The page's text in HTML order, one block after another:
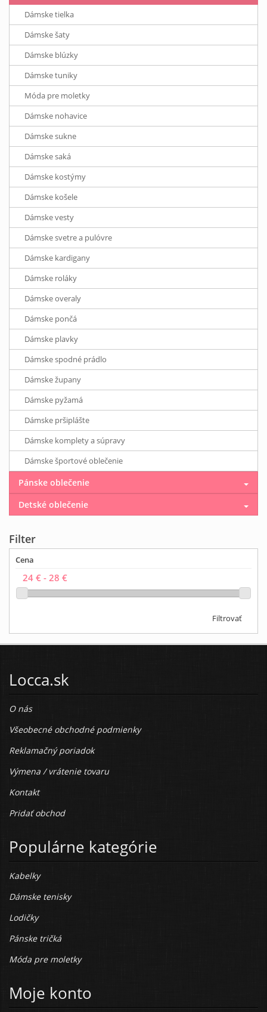
Dámske tielka
Dámske šaty
Dámske blúzky
Dámske tuniky
Móda pre moletky
Dámske nohavice
Dámske sukne
Dámske saká
Dámske kostýmy
Dámske košele
Dámske vesty
Dámske svetre a pulóvre
Dámske kardigany
Dámske roláky
Dámske overaly
Dámske pončá
Dámske plavky
Dámske spodné prádlo
Dámske župany
Dámske pyžamá
Dámske pršiplášte
Dámske komplety a súpravy
Dámske športové oblečenie
Pánske oblečenie
Detské oblečenie
Filter
Cena
Filtrovať
Locca.sk
O nás
Všeobecné obchodné podmienky
Reklamačný poriadok
Výmena / vrátenie tovaru
Kontakt
Pridať obchod
Populárne kategórie
Kabelky
Dámske tenisky
Lodičky
Pánske tričká
Móda pre moletky
Moje konto